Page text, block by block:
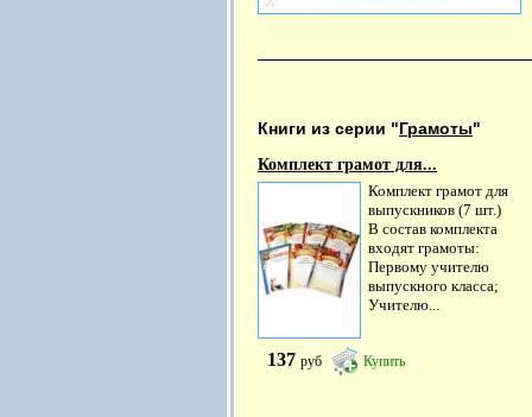
Книги из серии "Грамоты"
Комплект грамот для...
Комплект грамот для
выпускников (7 шт.)
В состав комплекта
входят грамоты:
Первому учителю
выпускного класса;
Учителю...
137 руб Купить